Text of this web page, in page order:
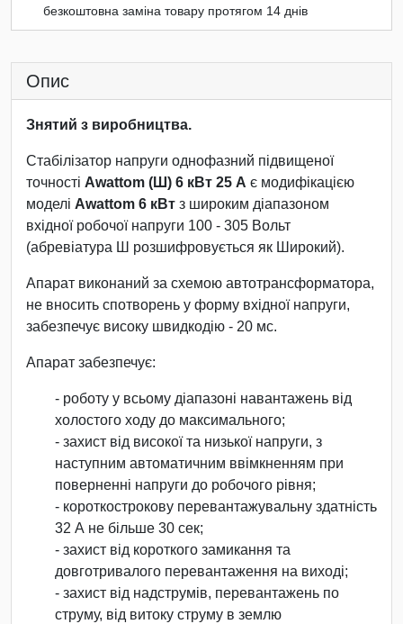
безкоштовна заміна товару протягом 14 днів
Опис
Знятий з виробництва.
Стабілізатор напруги однофазний підвищеної
точності Awattom (Ш) 6 кВт 25 А є модифікацією
моделі Awattom 6 кВт з широким діапазоном
вхідної робочої напруги 100 - 305 Вольт
(абревіатура Ш розшифровується як Широкий).
Апарат виконаний за схемою автотрансформатора,
не вносить спотворень у форму вхідної напруги,
забезпечує високу швидкодію - 20 мс.
Апарат забезпечує:
- роботу у всьому діапазоні навантажень від
холостого ходу до максимального;
- захист від високої та низької напруги, з
наступним автоматичним ввімкненням при
поверненні напруги до робочого рівня;
- короткострокову перевантажувальну здатність
32 А не більше 30 сек;
- захист від короткого замикання та
довготривалого перевантаження на виході;
- захист від надструмів, перевантажень по
струму, від витоку струму в землю